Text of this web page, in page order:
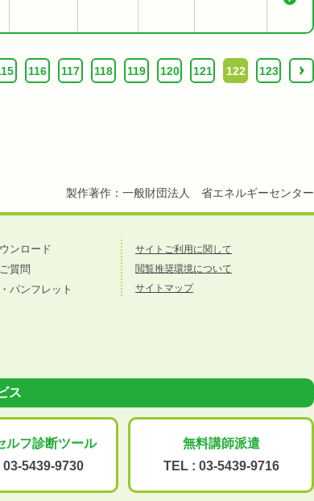
116 117 118 119 120 121 122 123 ›
製作著作：一般財団法人 省エネルギーセンター
ンロード
質問
パンフレット
サイトご利用に関して
閲覧推奨環境について
サイトマップ
ス
ルフ診断ツール
03-5439-9730
無料講師派遣
TEL : 03-5439-9716